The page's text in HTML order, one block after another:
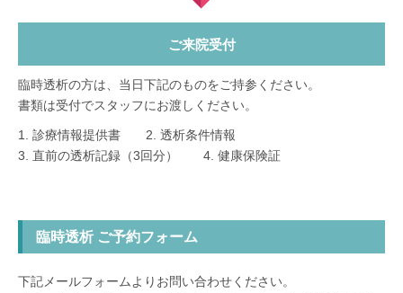
ご来院受付
臨時透析の方は、当日下記のものをご持参ください。
書類は受付でスタッフにお渡しください。
1. 診療情報提供書 2. 透析条件情報
3. 直前の透析記録（3回分） 4. 健康保険証
臨時透析 ご予約フォーム
下記メールフォームよりお問い合わせください。